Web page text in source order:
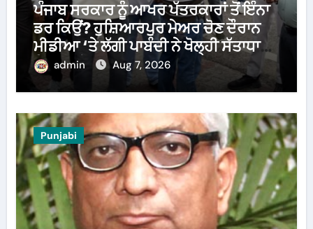
ਪੰਜਾਬ ਸਰਕਾਰ ਨੂੰ ਆਖਰ ਪੱਤਰਕਾਰਾਂ ਤੋਂ ਇੰਨਾ
ਡਰ ਕਿਉਂ? ਹੁਸ਼ਿਆਰਪੁਰ ਮੇਅਰ ਚੋਣ ਦੌਰਾਨ
ਮੀਡੀਆ ‘ਤੇ ਲੱਗੀ ਪਾਬੰਦੀ ਨੇ ਖੋਲ੍ਹੀ ਸੱਤਾਧਾਰੀ
ਧਿਰ ਦੀ ਪੋਲ
admin Aug 7, 2026
Punjabi